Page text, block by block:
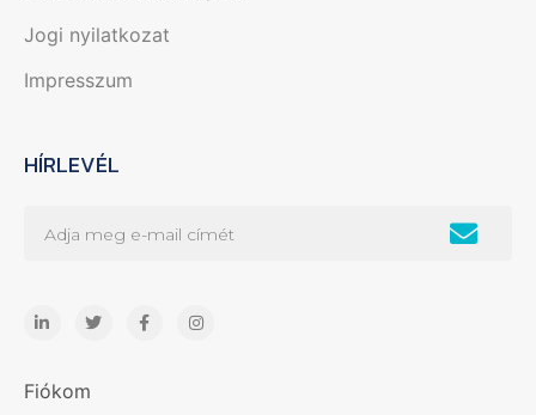
Jogi nyilatkozat
Impresszum
HÍRLEVÉL
Fiókom